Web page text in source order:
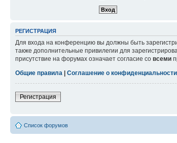
РЕГИСТРАЦИЯ
Для входа на конференцию вы должны быть
также дополнительные привилегии для
присутствие на форумах означает согласие со всеми
Общие правила
Соглашение о конфиденциальности
Регистрация
Список форумов